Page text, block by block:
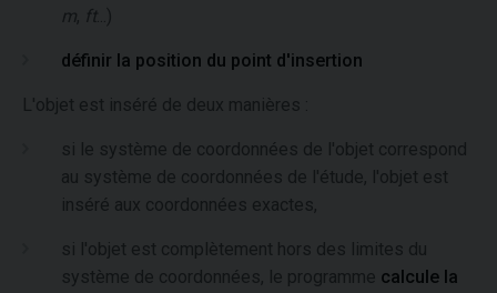
m, ft ...)
définir la position du point d'insertion
L'objet est inséré de deux manières :
si le système de coordonnées de l'objet correspond
au système de coordonnées de l'étude, l'objet est
inséré aux coordonnées exactes,
si l'objet est complètement hors des limites du
système de coordonnées, le programme calcule la